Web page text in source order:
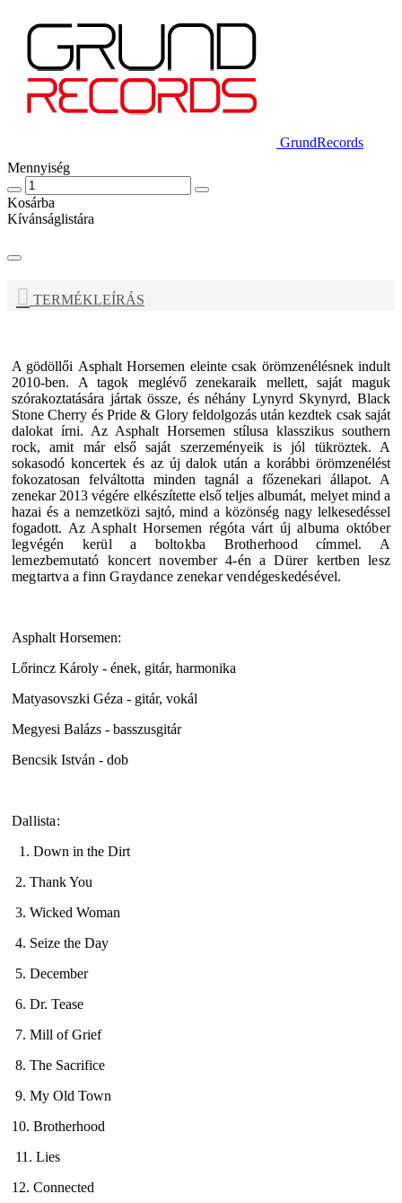
GrundRecords
Mennyiség
Kosárba
Kívánságlistára
TERMÉKLEÍRÁS
A gödöllői Asphalt Horsemen eleinte csak örömzenélésnek indult
2010-ben. A tagok meglévő zenekaraik mellett, saját maguk
szórakoztatására jártak össze, és néhány Lynyrd Skynyrd, Black
Stone Cherry és Pride & Glory feldolgozás után kezdtek csak saját
dalokat írni. Az Asphalt Horsemen stílusa klasszikus southern
rock, amit már első saját szerzeményeik is jól tükröztek. A
sokasodó koncertek és az új dalok után a korábbi örömzenélést
fokozatosan felváltotta minden tagnál a főzenekari állapot. A
zenekar 2013 végére elkészítette első teljes albumát, melyet mind a
hazai és a nemzetközi sajtó, mind a közönség nagy lelkesedéssel
fogadott. Az Asphalt Horsemen régóta várt új albuma október
legvégén kerül a boltokba Brotherhood címmel. A
lemezbemutató koncert november 4-én a Dürer kertben lesz
megtartva a finn Graydance zenekar vendégeskedésével.
Asphalt Horsemen:
Lőrincz Károly - ének, gitár, harmonika
Matyasovszki Géza - gitár, vokál
Megyesi Balázs - basszusgitár
Bencsik István - dob
Dallista:
1. Down in the Dirt
2. Thank You
3. Wicked Woman
4. Seize the Day
5. December
6. Dr. Tease
7. Mill of Grief
8. The Sacrifice
9. My Old Town
10. Brotherhood
11. Lies
12. Connected